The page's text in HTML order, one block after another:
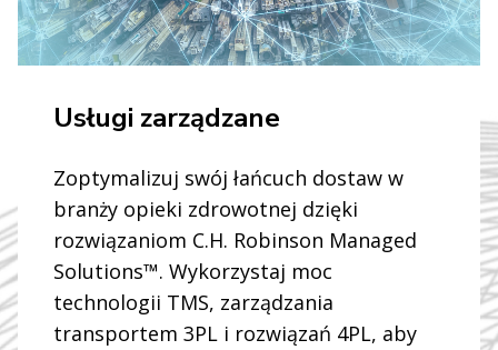
Usługi zarządzane
Zoptymalizuj swój łańcuch dostaw w
branży opieki zdrowotnej dzięki
rozwiązaniom C.H. Robinson Managed
Solutions™. Wykorzystaj moc
technologii TMS, zarządzania
transportem 3PL i rozwiązań 4PL, aby